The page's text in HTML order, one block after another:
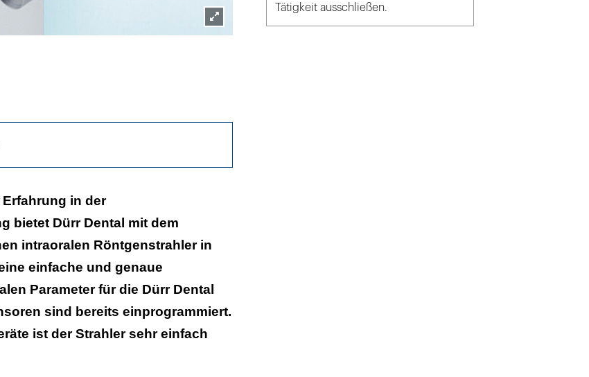
Lightbox
Strahlung und Langlebigkeit
in der
bietet Dürr Dental mit dem
intraoralen Röntgenstrahler in
einfache und genaue
Parameter für die Dürr Dental
sind bereits einprogrammiert.
ist der Strahler sehr einfach
Tätigkeit ausschließen.